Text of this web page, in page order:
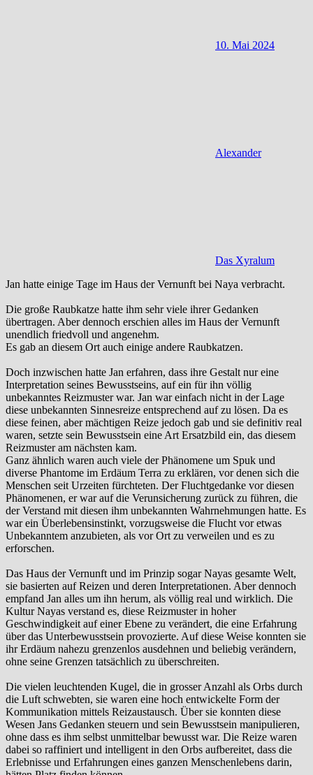
10. Mai 2024
Alexander
Das Xyralum
Jan hatte einige Tage im Haus der Vernunft bei Naya verbracht.
Die große Raubkatze hatte ihm sehr viele ihrer Gedanken
übertragen. Aber dennoch erschien alles im Haus der Vernunft
unendlich friedvoll und angenehm.
Es gab an diesem Ort auch einige andere Raubkatzen.
Doch inzwischen hatte Jan erfahren, dass ihre Gestalt nur eine
Interpretation seines Bewusstseins, auf ein für ihn völlig
unbekanntes Reizmuster war. Jan war einfach nicht in der Lage
diese unbekannten Sinnesreize entsprechend auf zu lösen. Da es
diese feinen, aber mächtigen Reize jedoch gab und sie definitiv real
waren, setzte sein Bewusstsein eine Art Ersatzbild ein, das diesem
Reizmuster am nächsten kam.
Ganz ähnlich waren auch viele der Phänomene um Spuk und
diverse Phantome im Erdäum Terra zu erklären, vor denen sich die
Menschen seit Urzeiten fürchteten. Der Fluchtgedanke vor diesen
Phänomenen, er war auf die Verunsicherung zurück zu führen, die
der Verstand mit diesen ihm unbekannten Wahrnehmungen hatte. Es
war ein Überlebensinstinkt, vorzugsweise die Flucht vor etwas
Unbekanntem anzubieten, als vor Ort zu verweilen und es zu
erforschen.
Das Haus der Vernunft und im Prinzip sogar Nayas gesamte Welt,
sie basierten auf Reizen und deren Interpretationen. Aber dennoch
empfand Jan alles um ihn herum, als völlig real und wirklich. Die
Kultur Nayas verstand es, diese Reizmuster in hoher
Geschwindigkeit auf einer Ebene zu verändert, die eine Erfahrung
über das Unterbewusstsein provozierte. Auf diese Weise konnten sie
ihr Erdäum nahezu grenzenlos ausdehnen und beliebig verändern,
ohne seine Grenzen tatsächlich zu überschreiten.
Die vielen leuchtenden Kugel, die in grosser Anzahl als Orbs durch
die Luft schwebten, sie waren eine hoch entwickelte Form der
Kommunikation mittels Reizaustausch. Über sie konnten diese
Wesen Jans Gedanken steuern und sein Bewusstsein manipulieren,
ohne dass es ihm selbst unmittelbar bewusst war. Die Reize waren
dabei so raffiniert und intelligent in den Orbs aufbereitet, dass die
Erlebnisse und Erfahrungen eines ganzen Menschenlebens darin,